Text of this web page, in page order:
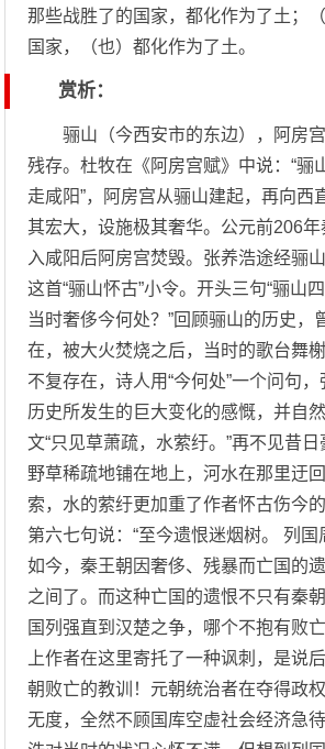
那些战胜了的国家，都化作为了土；
国家，（也）都化作为了土。
赏析：
骊山（今西安市的东边），阿房宫
残存。杜牧在《阿房宫赋》中说：“骊
走咸阳”，阿房宫从骊山建起，再向西
其宏大，设施极其奢华。公元前206
入咸阳后阿房宫焚毁。张养浩途经骊
这首“骊山怀古”小令。开头三句“骊山
当时奢侈今何处？”回顾骊山的历史，
在，被大火焚烧之后，当时的歌台舞
不复存在，诗人用“今何处”一个问句
历史所发生的巨大变化的感慨，并自
文“只见草萧疏，水萦纡。”再不见昔
野草稀疏地铺在地上，河水在那里迂
索，水的萦纡更加重了作者怀古伤
第六七句说：“至今遗恨迷烟树。 列国
如今，秦王朝因奢侈、残暴而亡国的
之间了。而这种亡国的遗恨不只有秦
国列强直到汉楚之争，哪个不抱有败
上作者在这里寄托了一种讽刺，是说
朝败亡的教训！元朝统治者在夺得政
无度，全然不顾国库空虚社会经济